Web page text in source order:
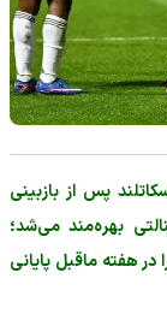
پس از بازبینی
بهره‌مند می‌شد؛
۳-۲ مقابل مادرول را در هفته ماقبل پایانی